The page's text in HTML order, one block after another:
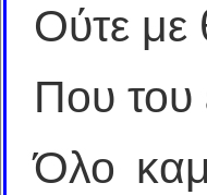
Ούτε με
Που του
Όλο